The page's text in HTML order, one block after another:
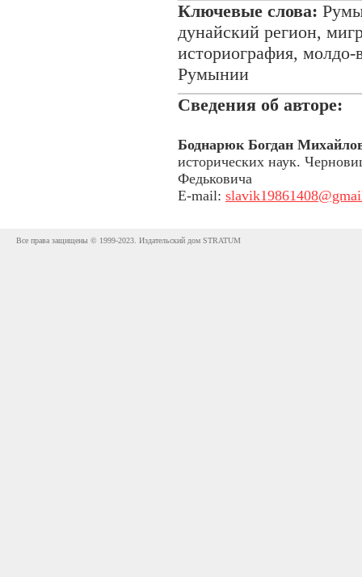
Ключевые слова:
дунайский регион,
историография, молдо-
Румынии
Сведения об авторе:
Боднарюк Богдан
исторических наук.
Федьковича
E-mail:
Все права защищены © 1999-2023. Издательский дом STRATUM